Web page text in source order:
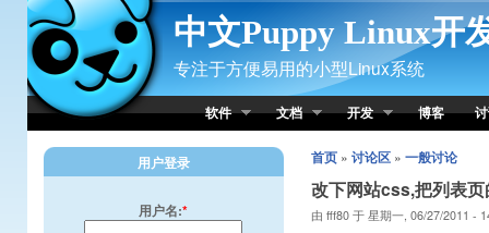
Skip to Content
中文Puppy Linux开
专注于方便易用的小型Linux系统
软件 文档 开发 博客
首页» 讨论区» 一般讨论
改下网站css,把列表
由 fff80 于 星期一, 06/27/2011 -
用户登录
用户名:*